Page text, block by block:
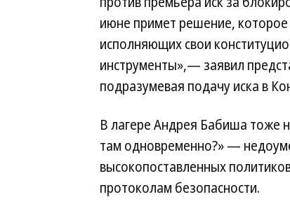
июне примет решение, которое
исполняющих свои
инструменты»,— заявил
подразумевая подачу иска в
В лагере Андрея Бабиша тоже
там одновременно?» —
высокопоставленных
протоколам безопасности.